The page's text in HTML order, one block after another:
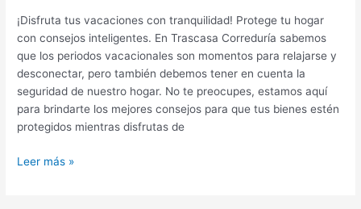
¡Disfruta tus vacaciones con tranquilidad! Protege tu hogar
con consejos inteligentes. En Trascasa Correduría sabemos
que los periodos vacacionales son momentos para relajarse y
desconectar, pero también debemos tener en cuenta la
seguridad de nuestro hogar. No te preocupes, estamos aquí
para brindarte los mejores consejos para que tus bienes estén
protegidos mientras disfrutas de
tu
hogar
con
consejos
inteligentes.
Leer más »